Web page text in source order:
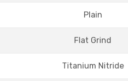
Plain
Flat Grind
Titanium Nitride